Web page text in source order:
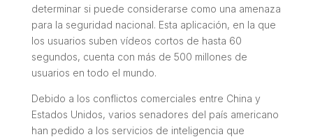
determinar si puede considerarse como una amenaza
para la seguridad nacional. Esta aplicación, en la que
los usuarios suben vídeos cortos de hasta 60
segundos, cuenta con más de 500 millones de
usuarios en todo el mundo.
Debido a los conflictos comerciales entre China y
Estados Unidos, varios senadores del país americano
han pedido a los servicios de inteligencia que